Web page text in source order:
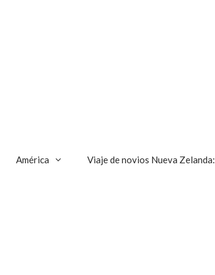
América Viaje de novios Nueva Zelanda: